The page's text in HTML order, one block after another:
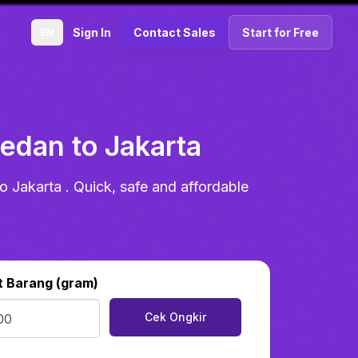
Sign In Contact Sales Start for Free
to Jakarta
Jakarta . Quick, safe and affordable
Barang (gram)
Cek Ongkir